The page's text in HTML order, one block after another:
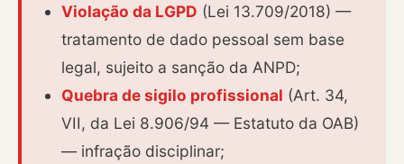
Violação da LGPD (Lei 13.709/2018) —
tratamento de dado pessoal sem base
legal, sujeito a sanção da ANPD;
Quebra de sigilo profissional (Art. 34,
VII, da Lei 8.906/94 — Estatuto da OAB)
— infração disciplinar;